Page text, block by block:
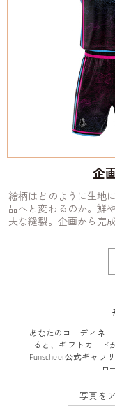
企
絵柄はどのように生地
品へと変わるのか。鮮
夫な縫製。企画から完
あなたのコーディネー
ると、ギフトカード
Fanscheer公式ギャラ
ロ
写真を